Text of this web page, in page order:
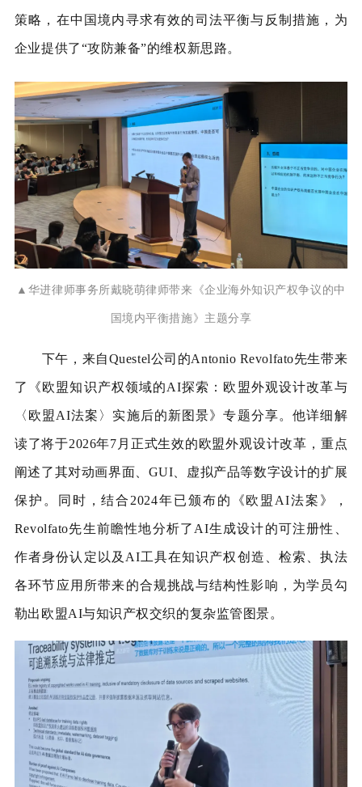
策略，在中国境内寻求有效的司法平衡与反制措施，为
企业提供了“攻防兼备”的维权新思路。
▲ 华进律师事务所戴晓萌律师带来《企业海外知识产权争议的中
国境内平衡措施》主题分享
下午，来自Questel公司的Antonio Revolfato先生带来
了《欧盟知识产权领域的AI探索：欧盟外观设计改革与
〈欧盟AI法案〉实施后的新图景》专题分享。他详细解
读了将于2026年7月正式生效的欧盟外观设计改革，重点
阐述了其对动画界面、GUI、虚拟产品等数字设计的扩展
保护。同时，结合2024年已颁布的《欧盟AI法案》，
Revolfato先生前瞻性地分析了AI生成设计的可注册性、
作者身份认定以及AI工具在知识产权创造、检索、执法
各环节应用所带来的合规挑战与结构性影响，为学员勾
勒出欧盟AI与知识产权交织的复杂监管图景。